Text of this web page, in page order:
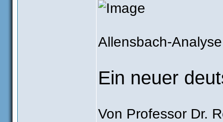
Allensbach-Analyse
Ein neuer
Von Professor Dr.